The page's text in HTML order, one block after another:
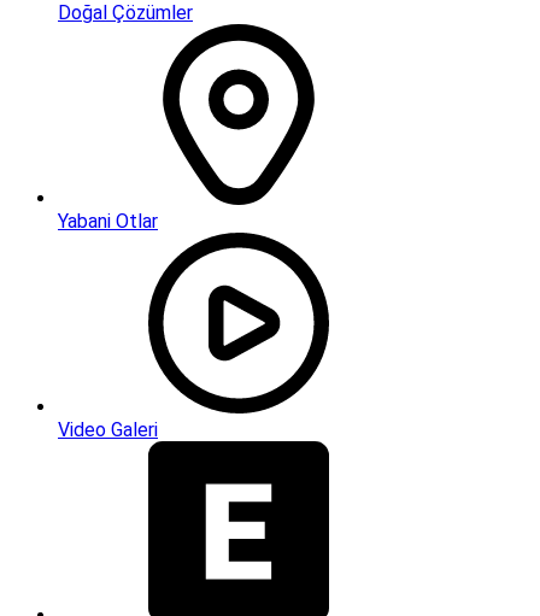
Doğal Çözümler
Yabani Otlar
Video Galeri